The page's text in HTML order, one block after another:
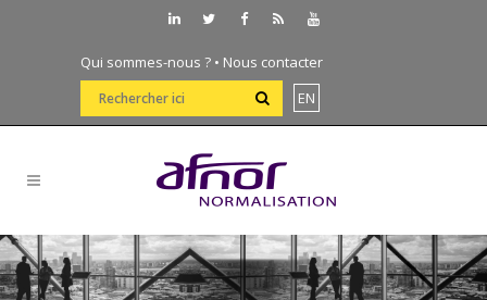
Qui sommes-nous ? • Nous contacter
EN